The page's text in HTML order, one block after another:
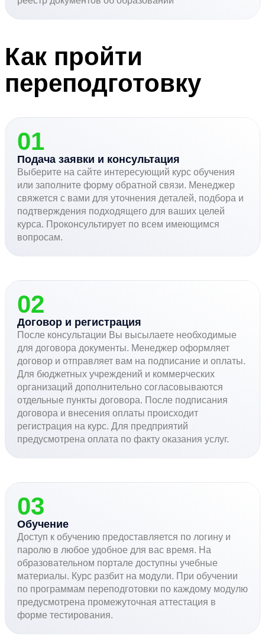
Как пройти
переподготовку
01
Подача заявки и консультация
Выберите на сайте интересующий курс обучения
или заполните форму обратной связи. Менеджер
свяжется с вами для уточнения деталей, подбора и
подтверждения подходящего для ваших целей
курса. Проконсультирует по всем имеющимся
вопросам.
02
Договор и регистрация
После консультации Вы высылаете необходимые
для договора документы. Менеджер оформляет
договор и отправляет вам на подписание и оплаты.
Для бюджетных учреждений и коммерческих
организаций дополнительно согласовываются
отдельные пункты договора. После подписания
договора и внесения оплаты происходит
регистрация на курс. Для предприятий
предусмотрена оплата по факту оказания услуг.
03
Обучение
Доступ к обучению предоставляется по логину и
паролю в любое удобное для вас время. На
образовательном портале доступны учебные
материалы. Курс разбит на модули. При обучении
по программам переподготовки по каждому модулю
предусмотрена промежуточная аттестация в
форме тестирования.